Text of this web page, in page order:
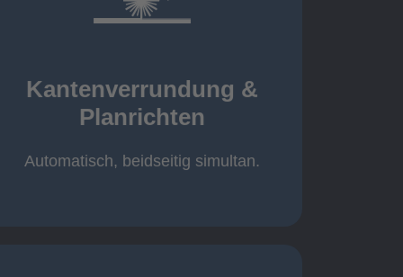
Kantenverrundung &
Planrichten
Automatisch, beidseitig simultan.
Kantenverrundung &
Planrichten